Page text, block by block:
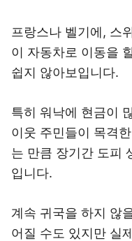
프랑스나 벨기에, 스
이 자동차로 이동을
쉽지 않아보입니다.
특히 워낙에 현금이
이웃 주민들이 목격
는 만큼 장기간 도피
입니다.
계속 귀국을 하지 않
어질 수도 있지만 실